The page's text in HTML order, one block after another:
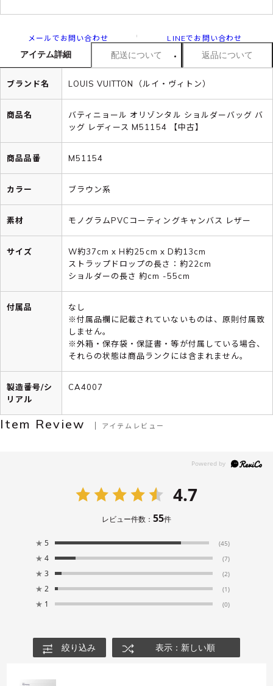
メールでお問い合わせ LINEでお問い合わせ
アイテム詳細 配送について 返品について
ブランド名 LOUIS VUITTON（ルイ・ヴィトン）
商品名
バティニョール オリゾンタル ショルダーバッグ バ
ッグ レディース M51154 【中古】
商品品番 M51154
カラー ブラウン系
素材 モノグラムPVCコーティングキャンバス レザー
サイズ
W約37cm x H約25cm x D約13cm
ストラップドロップの長さ：約22cm
ショルダーの長さ 約cm -55cm
付属品
なし
※付属品欄に記載されていないものは、原則付属致
しません。
※外箱・保存袋・保証書・等が付属している場合、
それらの状態は商品ランクには含まれません。
製造番号/シ
リアル
CA4007
Item Review アイテムレビュー
4.7
レビュー件数： 55件
★ 5 (45)
★ 4 (7)
★ 3 (2)
★ 2 (1)
★ 1 (0)
絞り込み 表示：新しい順